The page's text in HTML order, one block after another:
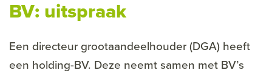
BV: uitspraak
Een directeur grootaandeelhouder (DGA) heeft
een holding-BV. Deze neemt samen met BV’s